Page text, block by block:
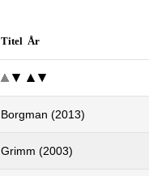
Titel År
Borgman (2013)
Grimm (2003)